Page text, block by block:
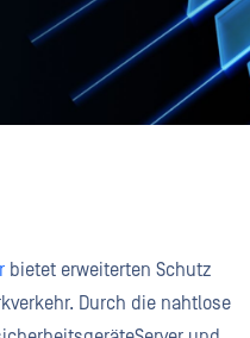
bietet erweiterten Schutz
Durch die nahtlose